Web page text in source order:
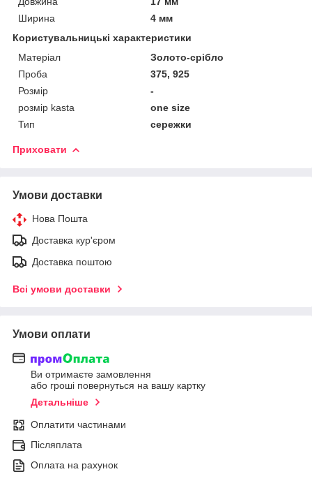
Ширина
4 мм
Користувальницькі характеристики
Матеріал
Золото-срібло
Проба
375, 925
Розмір
-
розмір kasta
one size
Тип
сережки
Приховати
Умови доставки
Нова Пошта
Доставка кур'єром
Доставка поштою
Всі умови доставки
Умови оплати
Ви отримаєте замовлення
або гроші повернуться на вашу картку
Детальніше
Оплатити частинами
Післяплата
Оплата на рахунок